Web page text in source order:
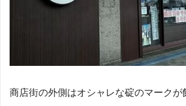
商店街の外側はオシャレな碇のマークが